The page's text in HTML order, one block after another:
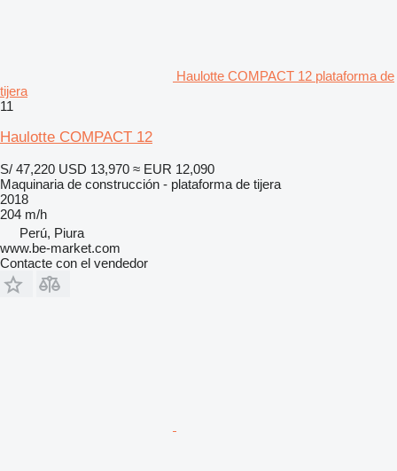
Haulotte COMPACT 12 plataforma de
tijera
11
Haulotte COMPACT 12
S/ 47,220 USD 13,970 ≈ EUR 12,090
Maquinaria de construcción - plataforma de tijera
2018
204 m/h
Perú, Piura
www.be-market.com
Contacte con el vendedor